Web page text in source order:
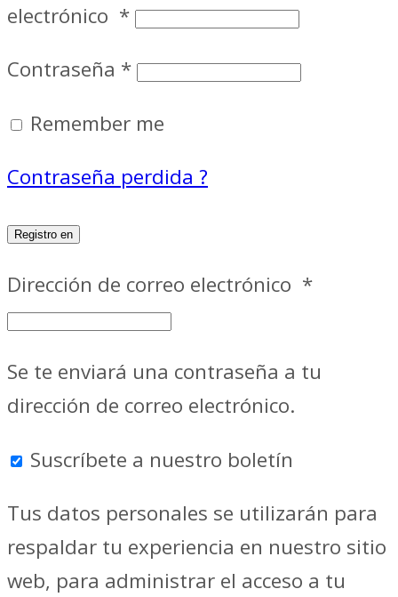
electrónico *
Contraseña *
Remember me
Contraseña perdida ?
Registro en
Dirección de correo electrónico *
Se te enviará una contraseña a tu
dirección de correo electrónico.
Suscríbete a nuestro boletín
Tus datos personales se utilizarán para
respaldar tu experiencia en nuestro sitio
web, para administrar el acceso a tu